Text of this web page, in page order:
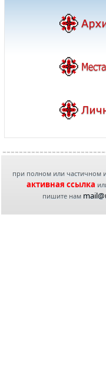
при полном или частичном
активная ссылка
пишите нам